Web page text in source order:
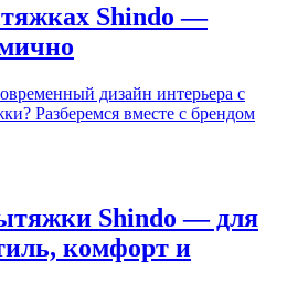
Shindo —
дизайн интерьера с
Разберемся вместе с брендом
Shindo — для
комфорт и